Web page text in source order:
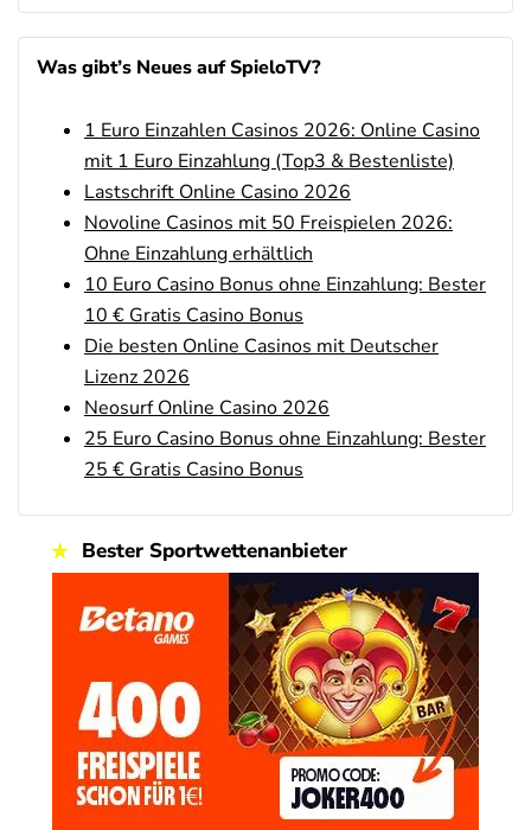
Betano Casino Bonus
400% bis zu 80€
Interwetten Bonus
100% bis zu 100€
AGB gelten
4.7
SlotMagie Bonus
50 Freispiele ohne Einzahlung
AGB gelten
Novoline Bonus
200 % Bonus + 10 Freispiele täglich
AGB gelten
bet-at-home Bonus
100% bis zu 100€
AGB gelten
4.6/5
Zum Casino Bonus Vergleich
Was gibt’s Neues auf SpieloTV?
1 Euro Einzahlen Casinos 2026: Online Casino
mit 1 Euro Einzahlung (Top3 & Bestenliste)
Lastschrift Online Casino 2026
Novoline Casinos mit 50 Freispielen 2026:
Ohne Einzahlung erhältlich
10 Euro Casino Bonus ohne Einzahlung: Bester
10 € Gratis Casino Bonus
Die besten Online Casinos mit Deutscher
Lizenz 2026
Neosurf Online Casino 2026
25 Euro Casino Bonus ohne Einzahlung: Bester
25 € Gratis Casino Bonus
Bester Sportwettenanbieter